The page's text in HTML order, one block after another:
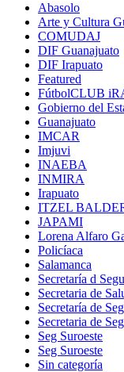
Abasolo
Arte y Cultura
COMUDAJ
DIF Guanajuato
DIF Irapuato
Featured
FútbolCLUB
Gobierno del
Guanajuato
IMCAR
Imjuvi
INAEBA
INMIRA
Irapuato
ITZEL
JAPAMI
Lorena Alfaro
Policíaca
Salamanca
Secretaría d
Secretaria de
Secretaría de
Secretaria de
Seg Suroeste
Seg Suroeste
Sin categoría